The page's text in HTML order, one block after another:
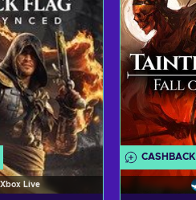
Xbox Live
CASHBACK